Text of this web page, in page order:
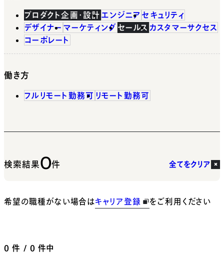
プロダクト企画・設計 エンジニア セキュリティ
デザイナー マーケティング セールス カスタマーサクセス
コーポレート
働き方
フルリモート勤務可 リモート勤務可
検索結果0件 全てをクリア
希望の職種がない場合はキャリア登録 をご利用ください
0 件 / 0 件中